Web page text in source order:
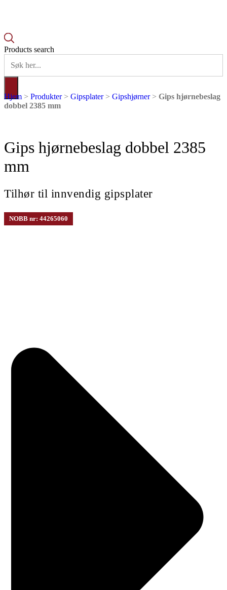
Products search
Hjem > Produkter> Gipsplater> Gipshjørner> Gips hjørnebeslag
dobbel 2385 mm
Gips hjørnebeslag dobbel 2385
mm
Tilhør til innvendig gipsplater
NOBB nr: 44265060